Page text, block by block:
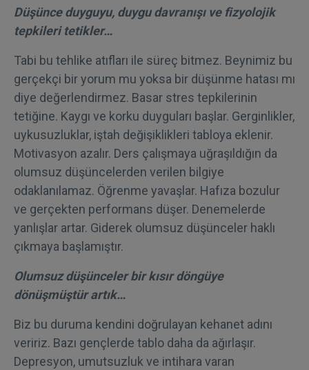
Düşünce duyguyu, duygu davranışı ve fizyolojik
tepkileri tetikler…
Tabi bu tehlike atıfları ile süreç bitmez. Beynimiz bu
gerçekçi bir yorum mu yoksa bir düşünme hatası mı
diye değerlendirmez. Basar stres tepkilerinin
tetiğine. Kaygı ve korku duyguları başlar. Gerginlikler,
uykusuzluklar, iştah değişiklikleri tabloya eklenir.
Motivasyon azalır. Ders çalışmaya uğraşıldığın da
olumsuz düşüncelerden verilen bilgiye
odaklanılamaz. Öğrenme yavaşlar. Hafıza bozulur
ve gerçekten performans düşer. Denemelerde
yanlışlar artar. Giderek olumsuz düşünceler haklı
çıkmaya başlamıştır.
Olumsuz düşünceler bir kısır döngüye
dönüşmüştür artık…
Biz bu duruma kendini doğrulayan kehanet adını
veririz. Bazı gençlerde tablo daha da ağırlaşır.
Depresyon, umutsuzluk ve intihara varan